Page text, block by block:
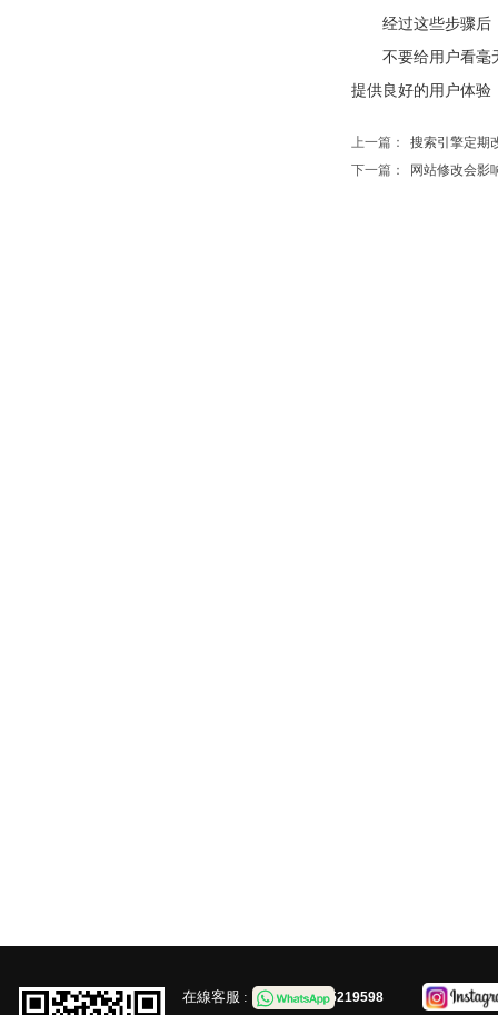
经过这些步骤后
不要给用户看毫
提供良好的用户体验
上一篇：
搜索引擎定期
下一篇：
网站修改会影
在線客服 :65219598